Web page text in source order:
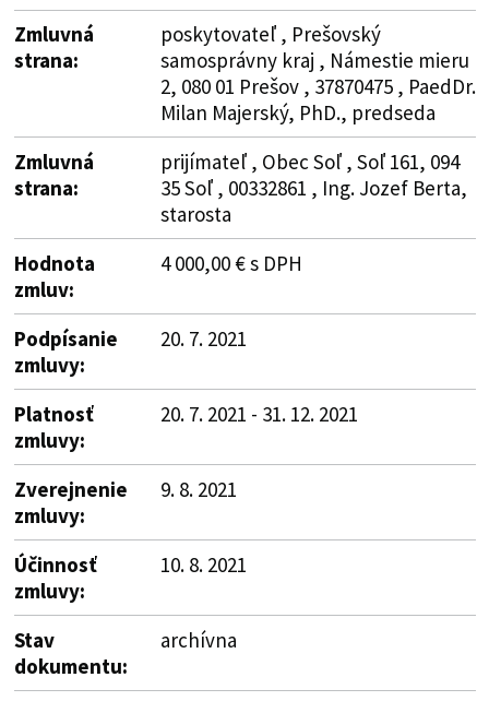
Zmluvná
strana:
poskytovateľ , Prešovský
samosprávny kraj , Námestie mieru
2, 080 01 Prešov , 37870475 , PaedDr.
Milan Majerský, PhD., predseda
Zmluvná
strana:
prijímateľ , Obec Soľ , Soľ 161, 094
35 Soľ , 00332861 , Ing. Jozef Berta,
starosta
Hodnota
zmluv:
4 000,00 € s DPH
Podpísanie
zmluvy:
20. 7. 2021
Platnosť
zmluvy:
20. 7. 2021 - 31. 12. 2021
Zverejnenie
zmluvy:
9. 8. 2021
Účinnosť
zmluvy:
10. 8. 2021
Stav
dokumentu:
archívna